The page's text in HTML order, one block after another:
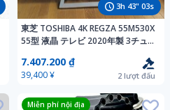
3h 43" 01s
東芝 TOSHIBA 4K REGZA 55M530X
55型 液晶 テレビ 2020年製 3チュ
Hulu Ameba リモコン一発【超絶美
品β】
7.407.200 ₫
39,400 ¥ 2 lượt đấu
Miễn phí nội địa